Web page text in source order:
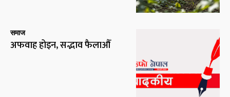
समाज
अफवाह होइन, सद्भाव फैलाऔँ